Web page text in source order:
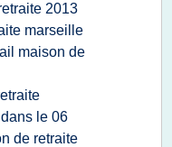
2013
marseille
maison de
le 06
de retraite